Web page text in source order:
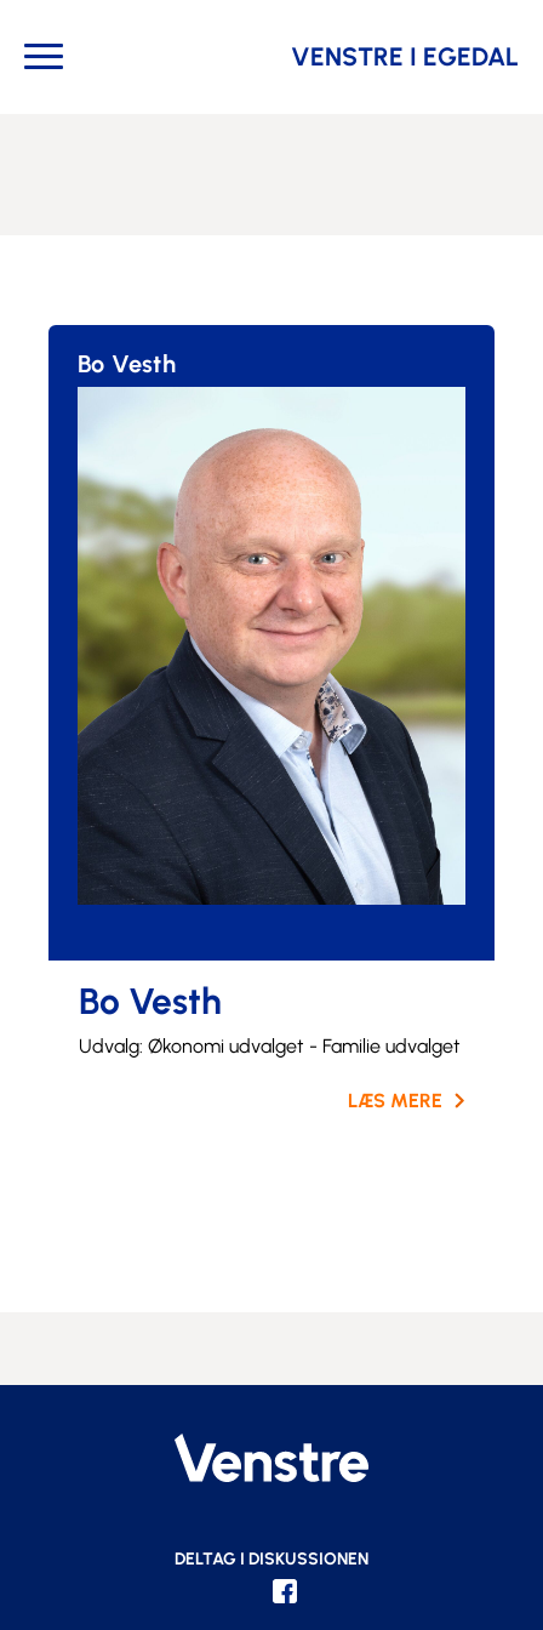
VENSTRE I EGEDAL
Bo Vesth
Bo Vesth
Udvalg: Økonomi udvalget - Familie udvalget
LÆS MERE
DELTAG I DISKUSSIONEN